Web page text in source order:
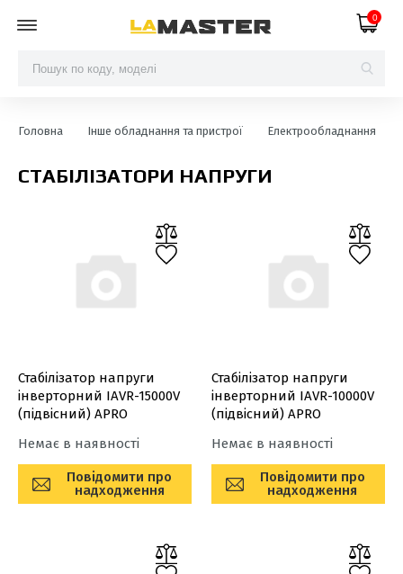
0
Головна Інше обладнання та пристрої Електрообладнання
СТАБІЛІЗАТОРИ НАПРУГИ
Стабілізатор напруги
інверторний IAVR-15000V
(підвісний) APRO
Немає в наявності
Повідомити про
надходження
Стабілізатор напруги
інверторний IAVR-10000V
(підвісний) APRO
Немає в наявності
Повідомити про
надходження